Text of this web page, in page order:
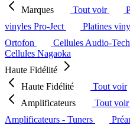
Marques
Tout voir
vinyles Pro-Ject
Platines
Ortofon
Cellules Audio-
Cellules Nagaoka
Haute Fidélité
Haute Fidélité
Tout voir
Amplificateurs
Tout voir
Amplificateurs - Tuners